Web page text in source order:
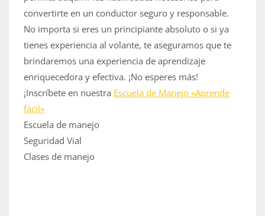
convertirte en un conductor seguro y responsable.
No importa si eres un principiante absoluto o si ya
tienes experiencia al volante, te aseguramos que te
brindaremos una experiencia de aprendizaje
enriquecedora y efectiva. ¡No esperes más!
¡Inscríbete en nuestra Escuela de Manejo «Aprende
fácil»
Escuela de manejo
Seguridad Vial
Clases de manejo